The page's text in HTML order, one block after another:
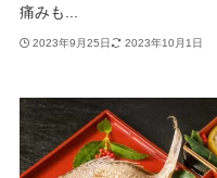
痛みも...
2023年9月25日 2023年10月1日